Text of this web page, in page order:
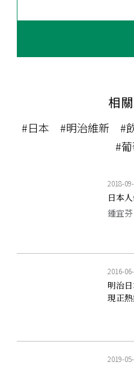
相
#日本 #明治維新 #
#
2018-
日本
鍾宜芬
2016-
明治
現正
2019-